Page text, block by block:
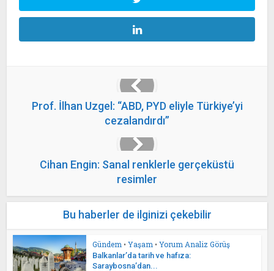
Prof. İlhan Uzgel: “ABD, PYD eliyle Türkiye’yi
cezalandırdı”
Cihan Engin: Sanal renklerle gerçeküstü
resimler
Bu haberler de ilginizi çekebilir
Gündem • Yaşam • Yorum Analiz Görüş
Balkanlar’da tarih ve hafıza:
Saraybosna’dan...